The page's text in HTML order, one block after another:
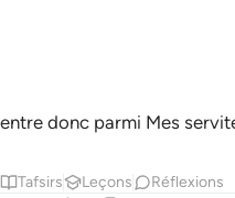
entre donc parmi Mes
Tafsirs Leçons Réflexions